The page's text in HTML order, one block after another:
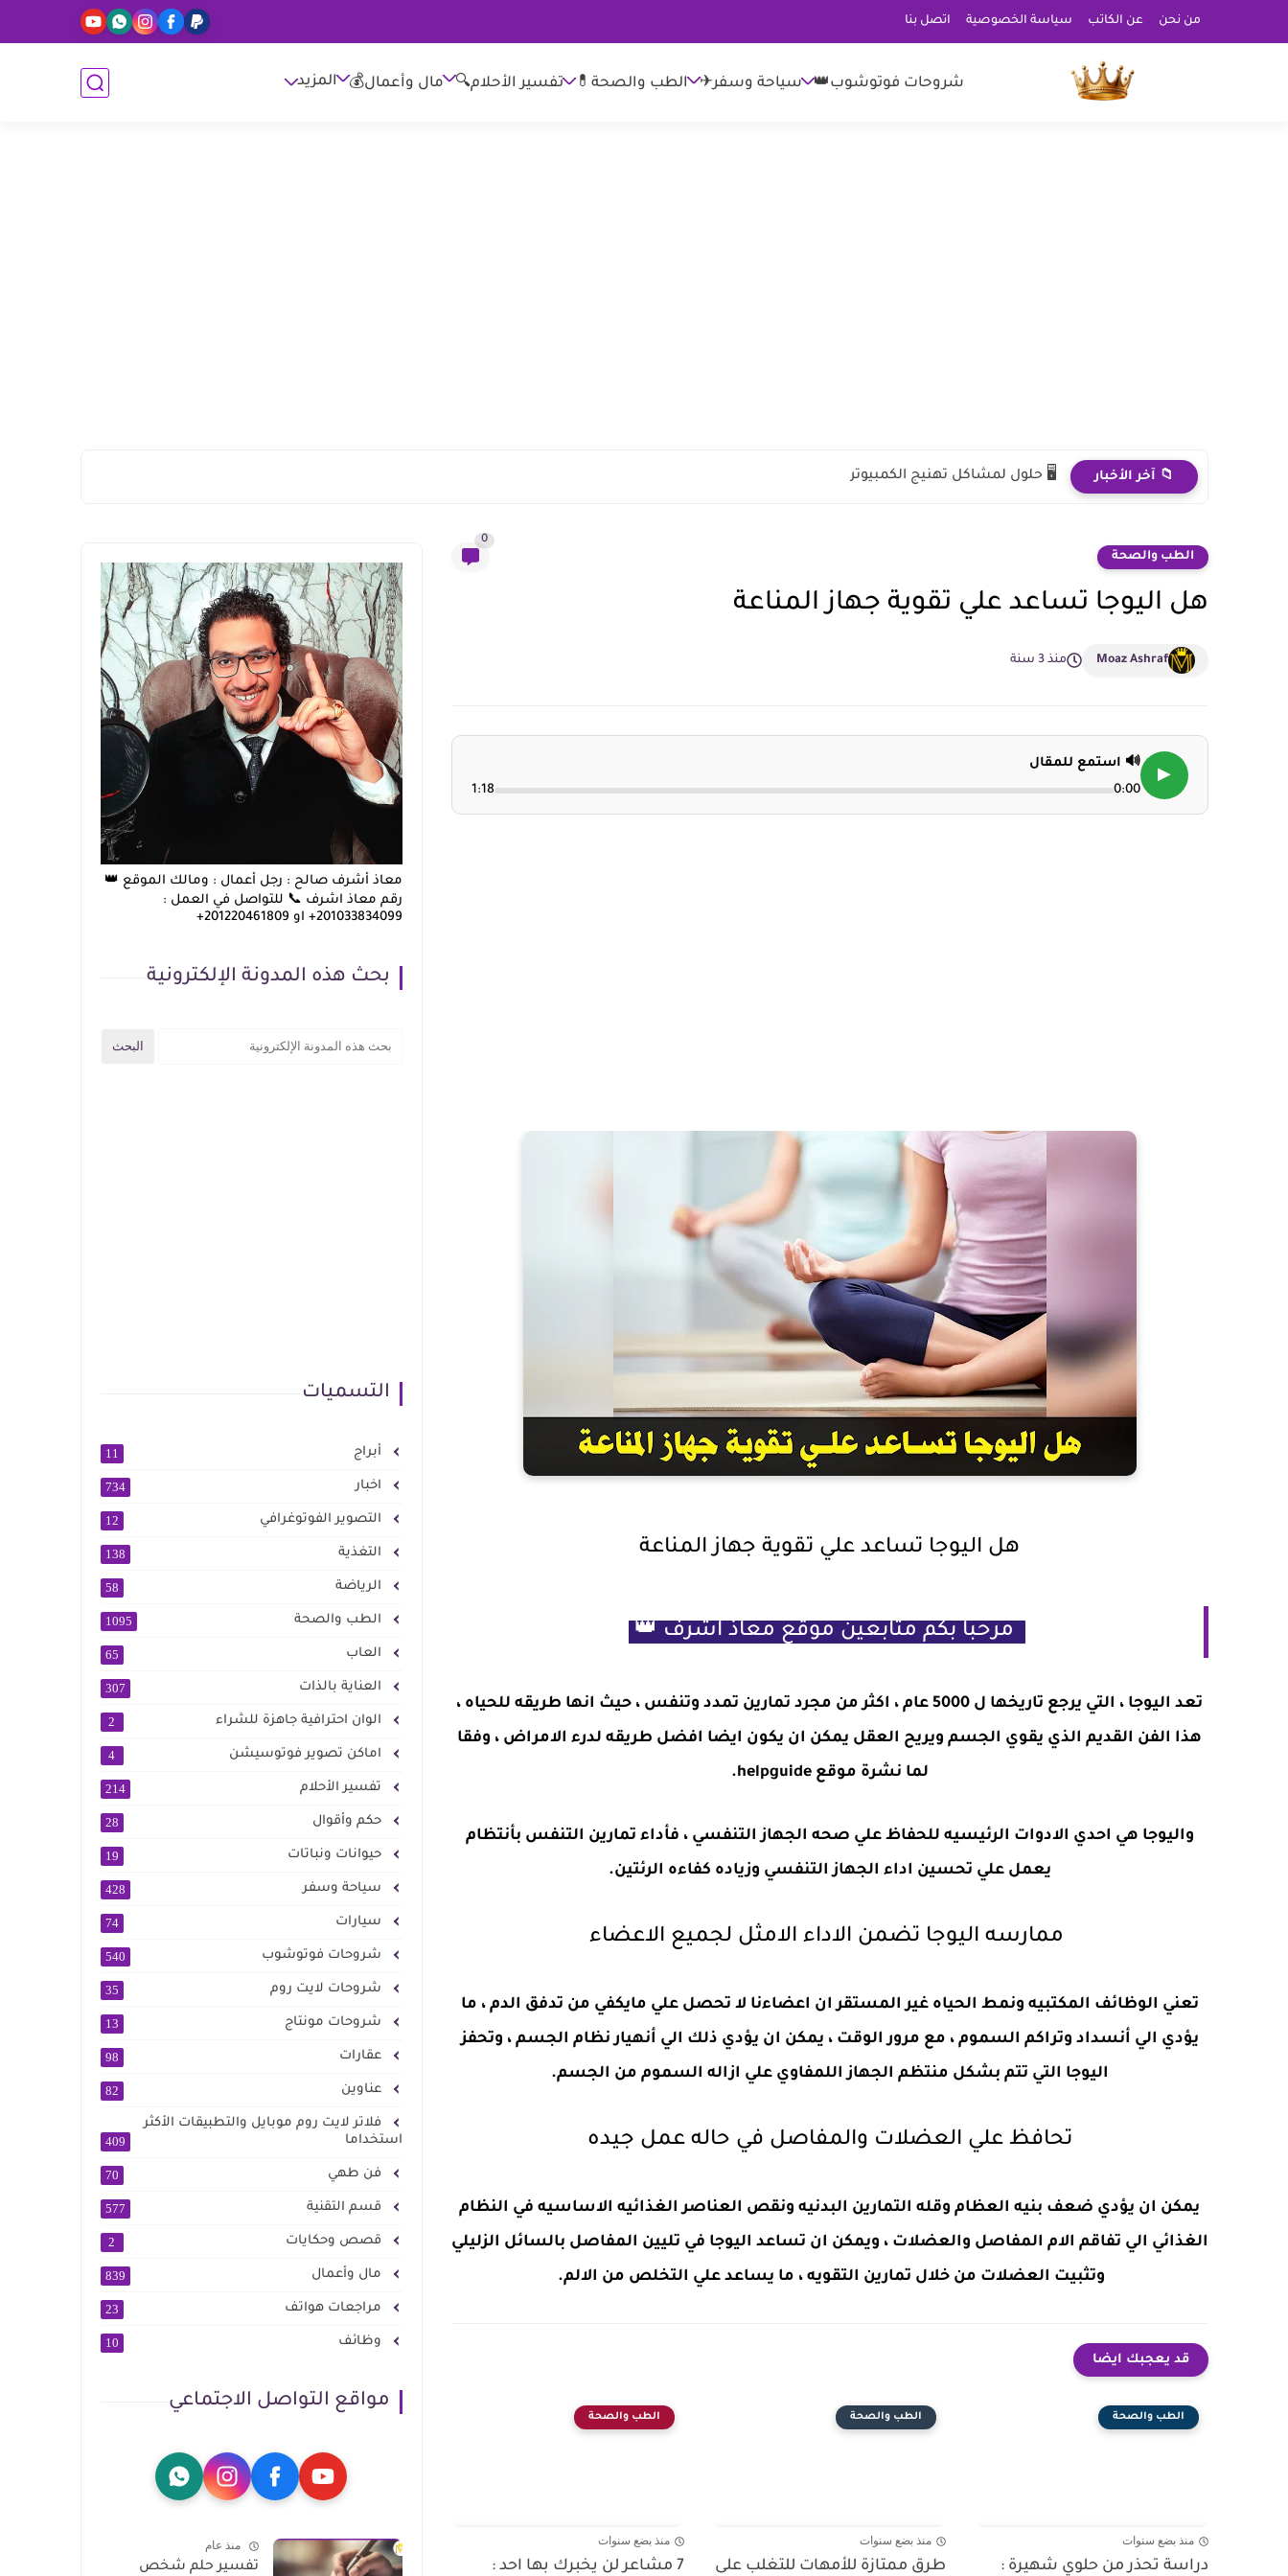
من نحن عن الكاتب سياسة الخصوصية اتصل بنا
شروحات فوتوشوب👑 سياحة وسفر✈ الطب والصحة💊 تفسير الأحلام🔍 مال وأعمال💰 المزيد
📁 آخر الأخبار 🖥️ حلول لمشاكل تهنيج الكمبيوتر
الطب والصحة
0
هل اليوجا تساعد علي تقوية جهاز المناعة
Moaz Ashraf منذ 3 سنة
▶
🔊 استمع للمقال
0:00
1:18
هل اليوجا تساعد علي تقوية جهاز المناعة
مرحبا بكم متابعين موقع معاذ اشرف 👑
تعد اليوجا ، التي يرجع تاريخها ل 5000 عام ، اكثر من مجرد تمارين تمدد وتنفس ، حيث انها طريقه للحياه ،
هذا الفن القديم الذي يقوي الجسم ويريح العقل يمكن ان يكون ايضا افضل طريقه لدرء الامراض ، وفقا
لما نشرة موقع helpguide.
واليوجا هي احدي الادوات الرئيسيه للحفاظ علي صحه الجهاز التنفسي ، فأداء تمارين التنفس بأنتظام
يعمل علي تحسين اداء الجهاز التنفسي وزياده كفاءه الرئتين.
ممارسه اليوجا تضمن الاداء الامثل لجميع الاعضاء
تعني الوظائف المكتبيه ونمط الحياه غير المستقر ان اعضاءنا لا تحصل علي مايكفي من تدفق الدم ، ما
يؤدي الي أنسداد وتراكم السموم ، مع مرور الوقت ، يمكن ان يؤدي ذلك الي أنهيار نظام الجسم ، وتحفز
اليوجا التي تتم بشكل منتظم الجهاز اللمفاوي علي ازاله السموم من الجسم.
تحافظ علي العضلات والمفاصل في حاله عمل جيده
يمكن ان يؤدي ضعف بنيه العظام وقله التمارين البدنيه ونقص العناصر الغذائيه الاساسيه في النظام
الغذائي الي تفاقم الام المفاصل والعضلات ، ويمكن ان تساعد اليوجا في تليين المفاصل بالسائل الزليلي
وتثبيت العضلات من خلال تمارين التقويه ، ما يساعد علي التخلص من الالم.
قد يعجبك ايضا
الطب والصحة
منذ بضع سنوات
دراسة تحذر من حلوي شهيرة :
الطب والصحة
منذ بضع سنوات
طرق ممتازة للأمهات للتغلب على
الطب والصحة
منذ بضع سنوات
7 مشاعر لن يخبرك بها احد :
معاذ أشرف صالح : رجل أعمال : ومالك الموقع 👑
رقم معاذ اشرف 📞 للتواصل في العمل :
201033834099+ او 201220461809+
بحث هذه المدونة الإلكترونية
التسميات
أبراج 11
اخبار 734
التصوير الفوتوغرافي 12
التغذية 138
الرياضة 58
الطب والصحة 1095
العاب 65
العناية بالذات 307
الوان احترافية جاهزة للشراء 2
اماكن تصوير فوتوسيشن 4
تفسير الأحلام 214
حكم وأقوال 28
حيوانات ونباتات 19
سياحة وسفر 428
سيارات 74
شروحات فوتوشوب 540
شروحات لايت روم 35
شروحات مونتاج 13
عقارات 98
عناوين 82
فلاتر لايت روم موبايل والتطبيقات الأكثر
استخداما
409
فن طهي 70
قسم التقنية 577
قصص وحكايات 2
مال وأعمال 839
مراجعات هواتف 23
وظائف 10
مواقع التواصل الاجتماعي
منذ عام
تفسير حلم شخص